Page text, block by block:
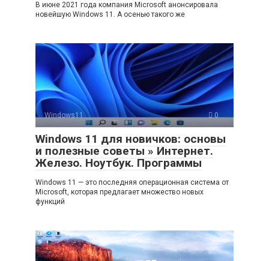
В июне 2021 года компания Microsoft анонсировала
новейшую Windows 11. А осенью такого же
Windows11 0
Windows 11 для новичков: основы
и полезные советы » Интернет.
Железо. Ноутбук. Программы
Windows 11 — это последняя операционная система от
Microsoft, которая предлагает множество новых
функций